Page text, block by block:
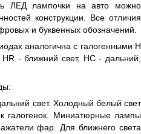
ЛЕД лампочки на авто можно
конструкции. Все отличия
и буквенных обозначений.
аналогична с галогенными Н
- ближний свет, HC - дальний,
свет. Холодный белый свет
галогенок. Миниатюрные лампы
фар. Для ближнего света